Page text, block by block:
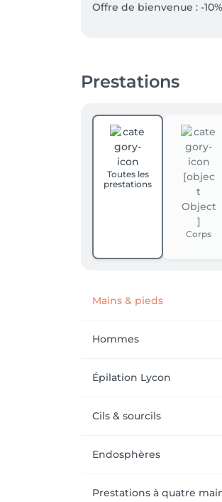
Offre de bienvenue : -
Prestations
Toutes les
prestations
Corps
Mains & pieds
Hommes
Épilation Lycon
Cils & sourcils
Endosphères
Prestations à quatre